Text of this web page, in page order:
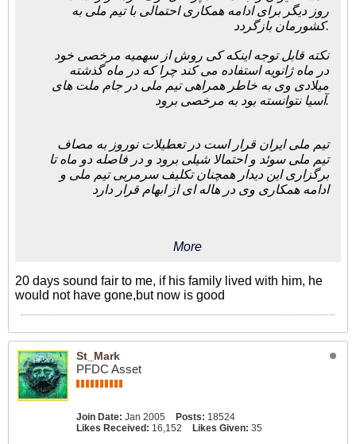
روز دیگر برای ادامه همکاری احتمالی با تیم ملی به
کشورمان بازگردد.
نکته قابل توجه اینکه کی روش از سهمیه مرخصی خود
در ماه ژانویه استفاده می کند چرا که در ماه گذشته
میلادی وی به خاطر همراهی تیم ملی در جام ملت های
آسیا نتوانسته بود به مرخصی برود.
تیم ملی ایران قرار است در تعطیلات نوروز به مصاف
تیم ملی سوئد و احتمالا شیلی برود و در فاصله دو ماه تا
برگزاری این دیدار همچنان تکلیف سرمربی تیم ملی و
ادامه همکاری وی در هاله ای از ابهام قرار دارد
More
20 days sound fair to me, if his family lived with him, he
would not have gone,but now is good
St_Mark
PFDC Asset
Join Date: Jan 2005 Posts: 18524
Likes Received: 16,152 Likes Given: 35